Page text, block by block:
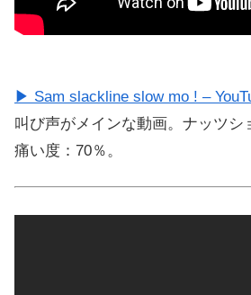
▶ Sam slackline slow mo ! –
叫び声がメインな動画。ナッツシ
痛い度：70％。